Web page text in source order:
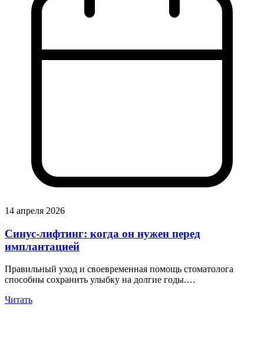
14 апреля 2026
Синус-лифтинг: когда он нужен перед
имплантацией
Правильный уход и своевременная помощь стоматолога
способны сохранить улыбку на долгие годы.…
Читать